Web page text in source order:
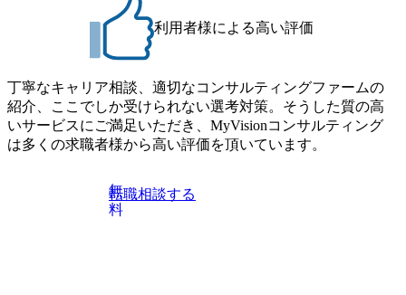
detail/69848 MyViision企業インタビュー① https://my-vision.co.
jp/consulting-firm/dirbato/interview01 MyViision企業インタビュ
ー② https://my-vision.co.jp/consulting-firm/dirbato/interview02 20
26年8月18日(火) 19:00開始～最長20:00終了 2026年8月13日
(木) 16:00 当日はDirbatoの現役トップコンサルタントが業界
動向を踏まえ、コンサルティング市場の最新トレンドをお
伝えいたします。コンサルティング業界への転職を迷われ
ている方や情報収集を行いたい方のご参加も歓迎です。更
ンサルタントも登壇しますので、当社へ気になることや転
職後のご不安な事はその場でご質問いただけますので、ぜ
利用者様による高い評価
丁寧なキャリア相談、適切なコンサルティングファームの
紹介、ここでしか受けられない選考対策。そうした質の高
いサービスにご満足いただき、MyVisionコンサルティング
は多くの求職者様から高い評価を頂いています。
無
料
転職相談する